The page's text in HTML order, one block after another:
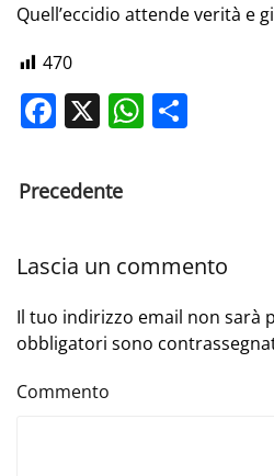
Quell’eccidio attende verità e
470
Facebook
X
Precedente
Lascia un commento
Il tuo indirizzo email non sarà
obbligatori sono
Commento